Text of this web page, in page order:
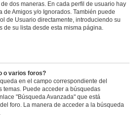
dos maneras. En cada perfil de usuario hay
Amigos y/o Ignorados. También puede
de Usuario directamente, introduciendo su
de su lista desde esta misma página.
o varios foros?
en el campo correspondiente del
temas. Puede acceder a búsquedas
"Búsqueda Avanzada" que está
foro. La manera de acceder a la búsqueda